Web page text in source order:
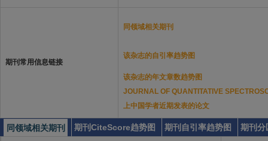
期刊常用信息链接
同领域相关期刊
该杂志的自引率趋势图
该杂志的年文章数趋势图
JOURNAL OF QUANTITATIVE
上中国学者近期发表的论文
同领域相关期刊 期刊CiteScore趋势图 期刊自引率趋势图 期刊分